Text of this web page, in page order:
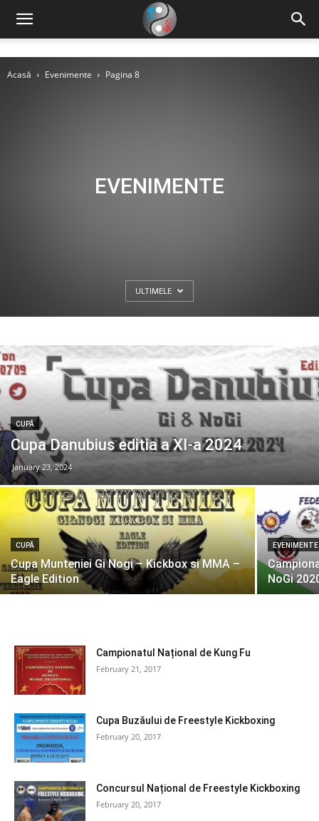
Acasă Evenimente Pagina 8
EVENIMENTE
ULTIMELE
CUPĂ
Cupa Danubius editia a XI-a 2024
January 23, 2024
CUPĂ
Cupa Munteniei Gi Nogi – Kickbox si MMA –
Eagle Edition
EVENIMENTE
NoGi
Campionatul Național de Kung Fu
February 21, 2017
Cupa Buzăului de Freestyle Kickboxing
February 20, 2017
Concursul Național de Freestyle Kickboxing
February 20, 2017